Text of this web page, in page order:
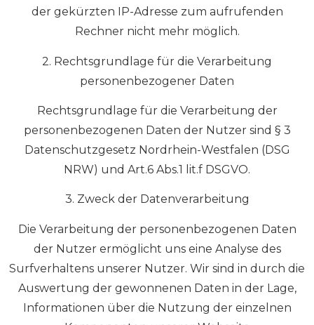
der gekürzten IP-Adresse zum aufrufenden
Rechner nicht mehr möglich.
2. Rechtsgrundlage für die Verarbeitung
personenbezogener Daten
Rechtsgrundlage für die Verarbeitung der
personenbezogenen Daten der Nutzer sind § 3
Datenschutzgesetz Nordrhein-Westfalen (DSG
NRW) und Art.6 Abs.1 lit.f DSGVO.
3. Zweck der Datenverarbeitung
Die Verarbeitung der personenbezogenen Daten
der Nutzer ermöglicht uns eine Analyse des
Surfverhaltens unserer Nutzer. Wir sind in durch die
Auswertung der gewonnenen Daten in der Lage,
Informationen über die Nutzung der einzelnen